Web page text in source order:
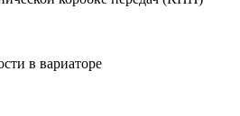
в вариаторе